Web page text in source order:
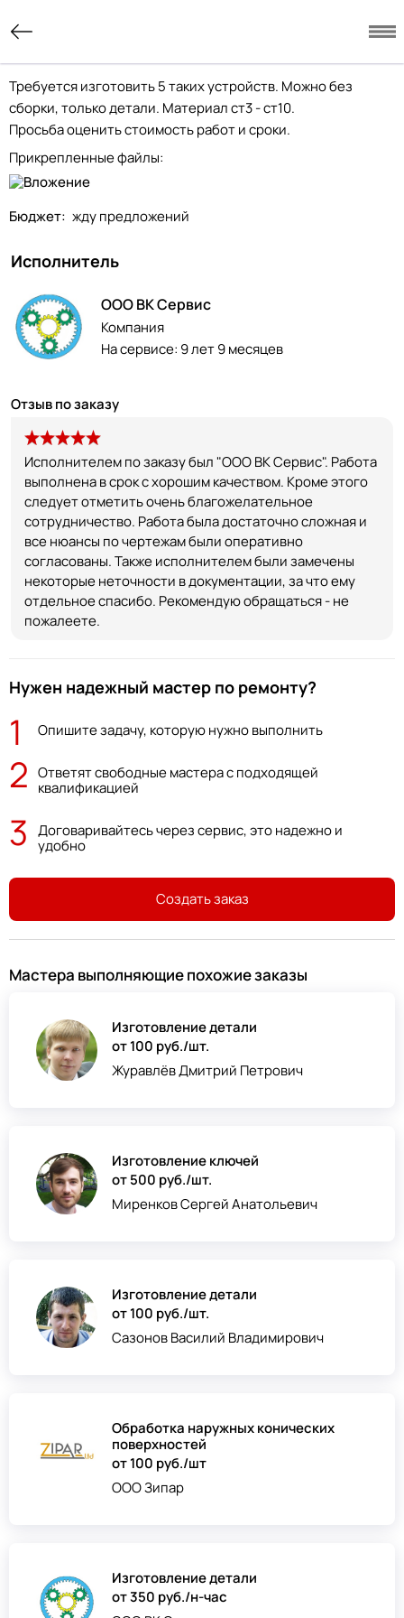
Требуется изготовить 5 таких устройств. Можно без
сборки, только детали. Материал ст3 - ст10.
Просьба оценить стоимость работ и сроки.
Прикрепленные файлы:
Бюджет: жду предложений
Исполнитель
ООО ВК Сервис
Компания
На сервисе: 9 лет 9 месяцев
Отзыв по заказу
Исполнителем по заказу был "ООО ВК Сервис". Работа
выполнена в срок с хорошим качеством. Кроме этого
следует отметить очень благожелательное
сотрудничество. Работа была достаточно сложная и
все нюансы по чертежам были оперативно
согласованы. Также исполнителем были замечены
некоторые неточности в документации, за что ему
отдельное спасибо. Рекомендую обращаться - не
пожалеете.
Нужен надежный мастер по ремонту?
1 Опишите задачу, которую нужно выполнить
2 Ответят свободные мастера с подходящей
квалификацией
3
Договаривайтесь через сервис, это надежно и
удобно
Создать заказ
Мастера выполняющие похожие заказы
Изготовление детали
от 100 руб./шт.
Журавлёв Дмитрий Петрович
Изготовление ключей
от 500 руб./шт.
Миренков Сергей Анатольевич
Изготовление детали
от 100 руб./шт.
Сазонов Василий Владимирович
Обработка наружных конических
поверхностей
от 100 руб./шт
ООО Зипар
Изготовление детали
от 350 руб./н-час